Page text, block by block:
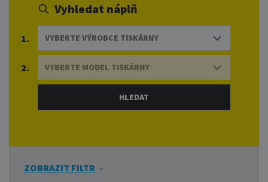
Vyhledat náplň
VYBERTE VÝROBCE TISKÁRNY
1.
VYBERTE MODEL TISKÁRNY
2.
ZOBRAZIT FILTR